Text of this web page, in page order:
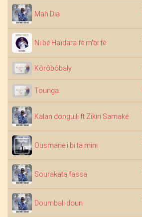
Mah Dia
Ni bé Haïdara fè m'bi fè
Kôrôbôbaly
Tounga
Kalan donguili ft Zikiri Samaké
Ousmane i bi ta mini
Sourakata fassa
Doumbali doun